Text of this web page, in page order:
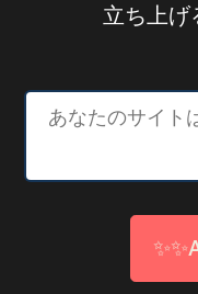
立ち上げ